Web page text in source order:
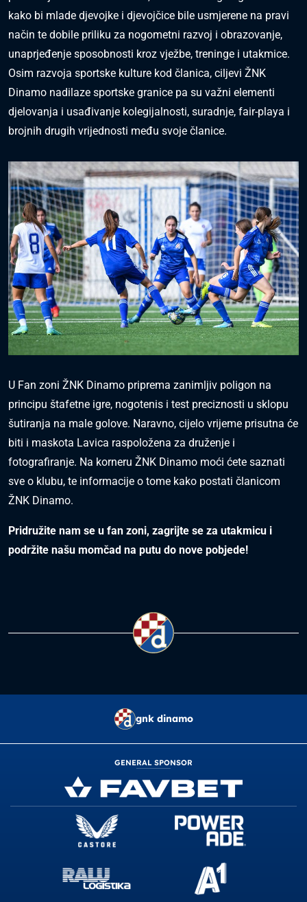
kako bi mlade djevojke i djevojčice bile usmjerene na pravi
način te dobile priliku za nogometni razvoj i obrazovanje,
unaprjeđenje sposobnosti kroz vježbe, treninge i utakmice.
Osim razvoja sportske kulture kod članica, ciljevi ŽNK
Dinamo nadilaze sportske granice pa su važni elementi
djelovanja i usađivanje kolegijalnosti, suradnje, fair-playa i
brojnih drugih vrijednosti među svoje članice.
U Fan zoni ŽNK Dinamo priprema zanimljiv poligon na
principu štafetne igre, nogotenis i test preciznosti u sklopu
šutiranja na male golove. Naravno, cijelo vrijeme prisutna će
biti i maskota Lavica raspoložena za druženje i
fotografiranje. Na korneru ŽNK Dinamo moći ćete saznati
sve o klubu, te informacije o tome kako postati članicom
ŽNK Dinamo.
Pridružite nam se u fan zoni, zagrijte se za utakmicu i
podržite našu momčad na putu do nove pobjede!
gnk dinamo
GENERAL SPONSOR